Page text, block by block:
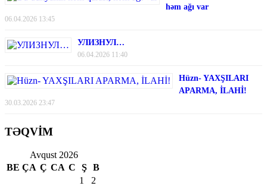
həm ağı var
06.04.2026 13:45
УЛИЗНУЛ…
06.04.2026 11:40
Hüzn- YAXŞILARI
APARMA, İLAHİ!
30.03.2026 23:47
TƏQVİM
Avqust 2026
BE ÇA Ç CA C Ş
B
1
2